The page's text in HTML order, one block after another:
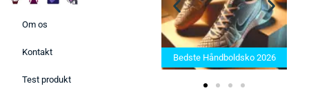
Om os
Kontakt
Test produkt
Bedste Saunatæppe 2025 –
Find de bedste produkter her!
Bedste Håndboldsko 2026